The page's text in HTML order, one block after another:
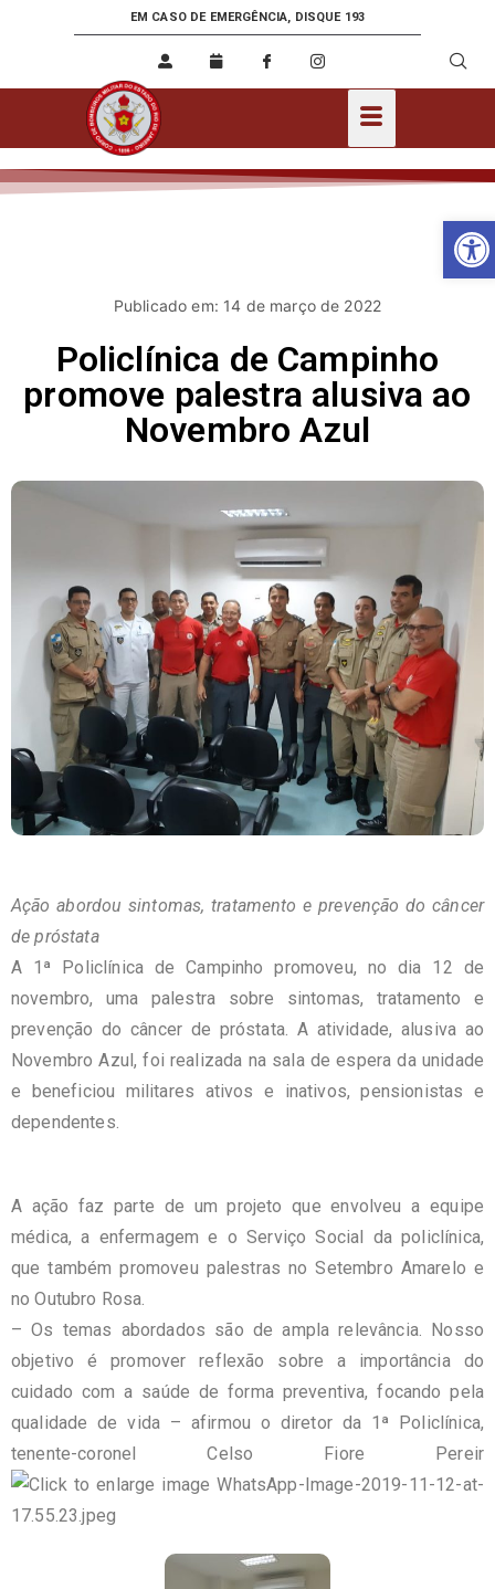
EM CASO DE EMERGÊNCIA, DISQUE 193
Publicado em: 14 de março de 2022
Policlínica de Campinho
promove palestra alusiva ao
Novembro Azul
Ação abordou sintomas, tratamento e prevenção do câncer
de próstata
A 1ª Policlínica de Campinho promoveu, no dia 12 de
novembro, uma palestra sobre sintomas, tratamento e
prevenção do câncer de próstata. A atividade, alusiva ao
Novembro Azul, foi realizada na sala de espera da unidade
e beneficiou militares ativos e inativos, pensionistas e
dependentes.
A ação faz parte de um projeto que envolveu a equipe
médica, a enfermagem e o Serviço Social da policlínica,
que também promoveu palestras no Setembro Amarelo e
no Outubro Rosa.
– Os temas abordados são de ampla relevância. Nosso
objetivo é promover reflexão sobre a importância do
cuidado com a saúde de forma preventiva, focando pela
qualidade de vida – afirmou o diretor da 1ª Policlínica,
tenente-coronel Celso Fiore Pereir